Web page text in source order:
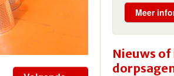
Meer
Nieuws